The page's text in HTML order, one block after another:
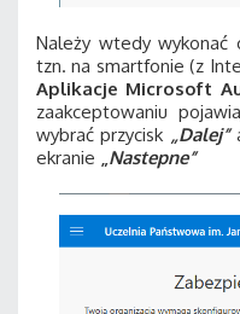
Należy wtedy wykonać
tzn. na smartfonie (z
Aplikacje Microsoft
zaakceptowaniu
wybrać przycisk „Dalej”
ekranie „Nastepne”